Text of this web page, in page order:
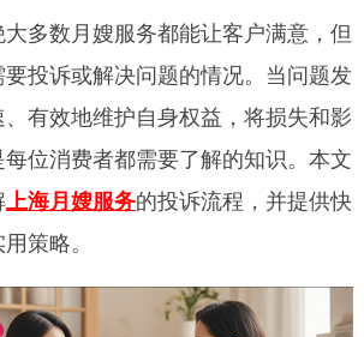
多数月嫂服务都能让客户满意，但
投诉或解决问题的情况。当问题发
有效地维护自身权益，将损失和影
位消费者都需要了解的知识。本文
上海月嫂服务的投诉流程，并提供快
策略。